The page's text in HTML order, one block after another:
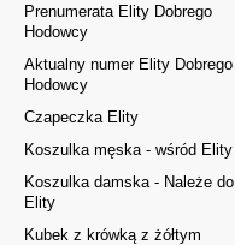
Prenumerata Elity Dobrego
Hodowcy
Aktualny numer Elity Dobrego
Hodowcy
Czapeczka Elity
Koszulka męska - wśród Elity
Koszulka damska - Należe do
Elity
Kubek z krówką z żółtym